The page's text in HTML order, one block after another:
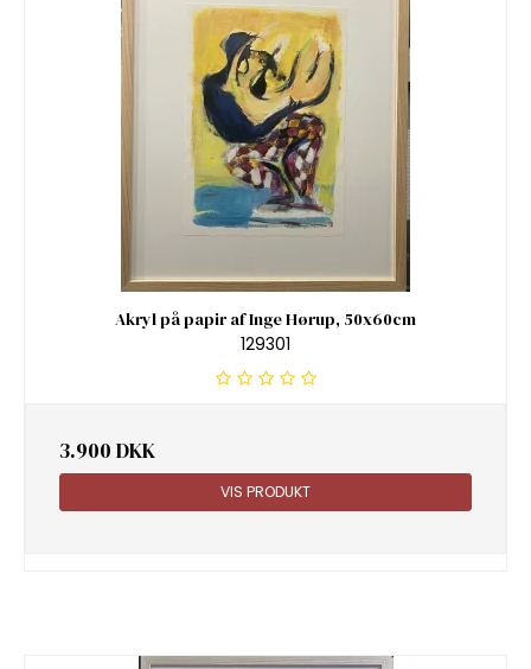
Akryl på papir af Inge Hørup, 50x60cm
129301
3.900 DKK
VIS PRODUKT